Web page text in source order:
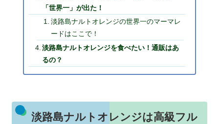
「世界一」が出た！
淡路島ナルトオレンジの世界一のマーマレ
ードはここで！
淡路島ナルトオレンジを食べたい！通販はあ
るの？
淡路島ナルトオレンジは高級フル